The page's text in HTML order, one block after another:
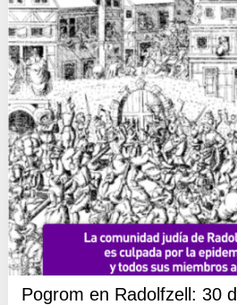
Pogrom en Radolfzell: 30